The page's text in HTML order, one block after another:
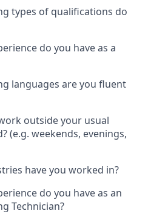
types of qualifications do
do you have as a
languages are you fluent
outside your usual
(e.g. weekends, evenings,
have you worked in?
do you have as an
Technician?